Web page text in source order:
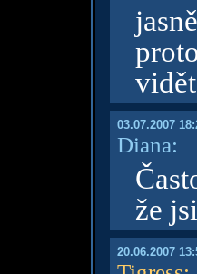
03.07.2007
Diana:
že
20.06.2007